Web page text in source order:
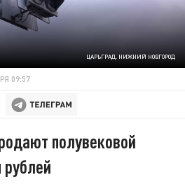
ЦАРЬГРАД. НИЖНИЙ НОВГОРОД
09:57
полувековой